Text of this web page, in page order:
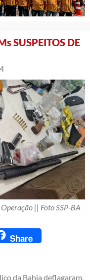
SUSPEITOS DE
|| Foto SSP-BA
Share
da Bahia deflagaram,